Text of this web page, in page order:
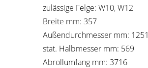
zulässige Felge: W10, W12
Breite mm: 357
Außendurchmesser mm: 1251
stat. Halbmesser mm: 569
Abrollumfang mm: 3716